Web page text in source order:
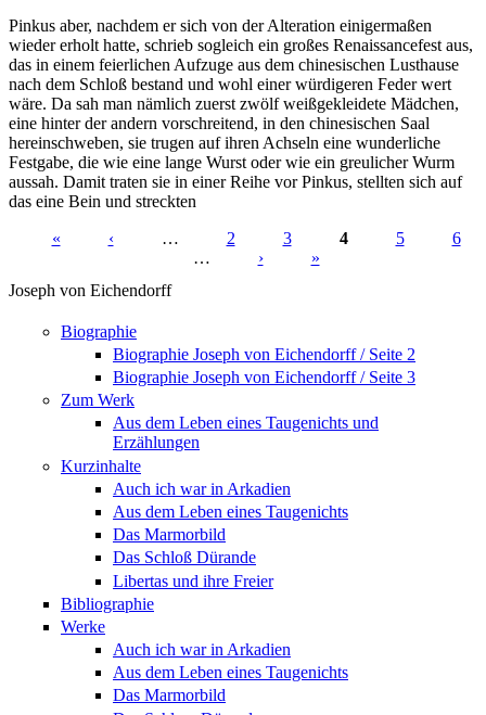
Pinkus aber, nachdem er sich von der Alteration einigermaßen
wieder erholt hatte, schrieb sogleich ein großes Renaissancefest aus,
das in einem feierlichen Aufzuge aus dem chinesischen Lusthause
nach dem Schloß bestand und wohl einer würdigeren Feder wert
wäre. Da sah man nämlich zuerst zwölf weißgekleidete Mädchen,
eine hinter der andern vorschreitend, in den chinesischen Saal
hereinschweben, sie trugen auf ihren Achseln eine wunderliche
Festgabe, die wie eine lange Wurst oder wie ein greulicher Wurm
aussah. Damit traten sie in einer Reihe vor Pinkus, stellten sich auf
das eine Bein und streckten
« ‹ … 2 3 4 5
6
…
›
»
Joseph von Eichendorff
Biographie
Biographie Joseph von Eichendorff / Seite 2
Biographie Joseph von Eichendorff / Seite 3
Zum Werk
Aus dem Leben eines Taugenichts und
Erzählungen
Kurzinhalte
Auch ich war in Arkadien
Aus dem Leben eines Taugenichts
Das Marmorbild
Das Schloß Dürande
Libertas und ihre Freier
Bibliographie
Werke
Auch ich war in Arkadien
Aus dem Leben eines Taugenichts
Das Marmorbild